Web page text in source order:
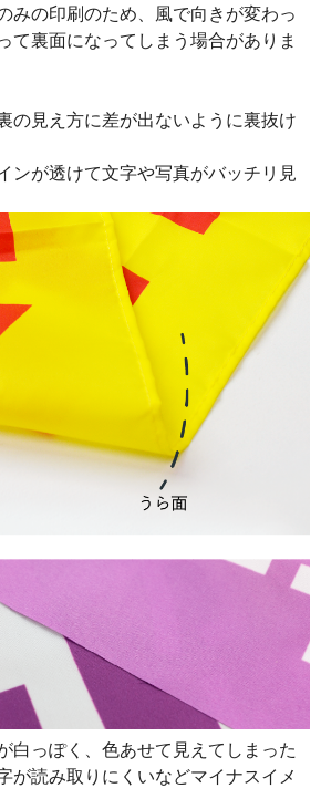
907 25396
905 26245
899 28768
897 29601
895
893
32040
32856
887 33706
885 34515
35320
876
38456
874 39330
873 40158
872
みの印刷のため、風で向きが変わっ
て裏面になってしまう場合がありま
の見え方に差が出ないように裏抜け
ンが透けて文字や写真がバッチリ見
白っぽく、色あせて見えてしまった
が読み取りにくいなどマイナスイメ